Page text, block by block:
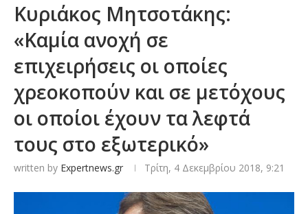
Κυριάκος Μητσοτάκης:
«Καμία ανοχή σε
επιχειρήσεις οι οποίες
χρεοκοπούν και σε μετόχους
οι οποίοι έχουν τα λεφτά
τους στο εξωτερικό»
written by Expertnews.gr Τρίτη, 4 Δεκεμβρίου 2018, 9:21